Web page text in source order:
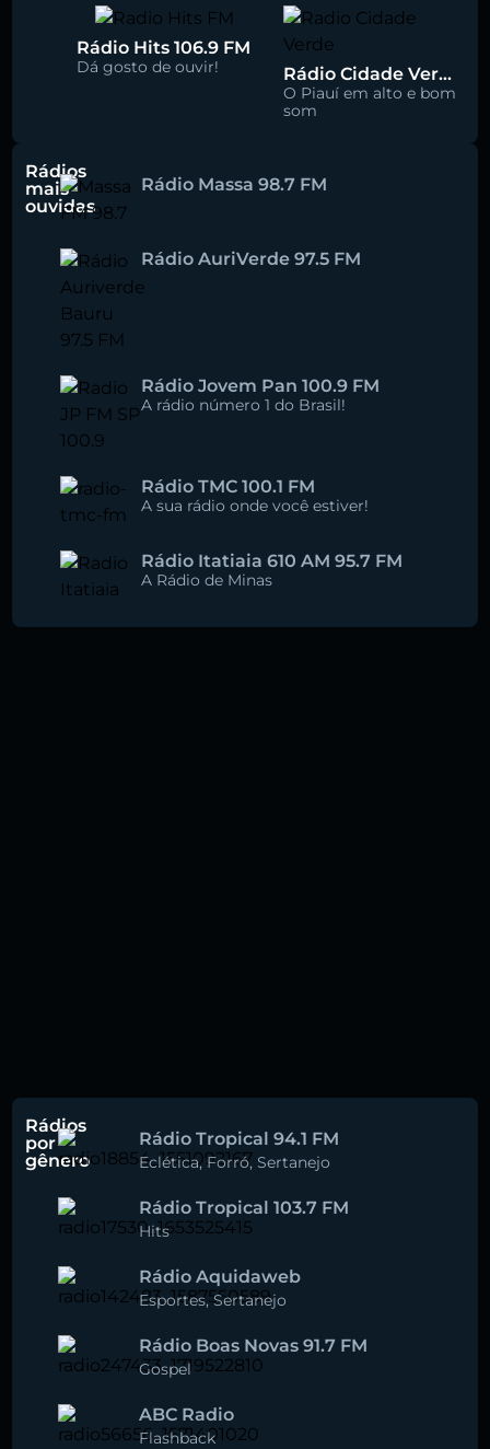
Rádio Hits 106.9 FM
Dá gosto de ouvir! Rádio Cidade Verde 93.5 FM
O Piauí em alto e bom
som
Rádios
mais
ouvidas
Rádio Massa 98.7 FM
Rádio AuriVerde 97.5 FM
Rádio Jovem Pan 100.9 FM
A rádio número 1 do Brasil!
Rádio TMC 100.1 FM
A sua rádio onde você estiver!
Rádio Itatiaia 610 AM 95.7 FM
A Rádio de Minas
Rádios
por
gênero
Rádio Tropical 94.1 FM
Eclética,Forró, Sertanejo
Rádio Tropical 103.7 FM
Hits
Rádio Aquidaweb
Esportes,Sertanejo
Rádio Boas Novas 91.7 FM
Gospel
ABC Radio
Flashback